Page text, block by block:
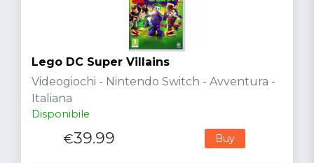
Lego DC Super Villains
Videogiochi - Nintendo Switch - Avventura -
Italiana
Disponibile
€39.99 Buy